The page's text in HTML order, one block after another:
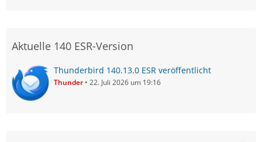
Aktuelle 140 ESR-Version
Thunderbird 140.13.0 ESR veröffentlicht
Thunder 22. Juli 2026 um 19:16